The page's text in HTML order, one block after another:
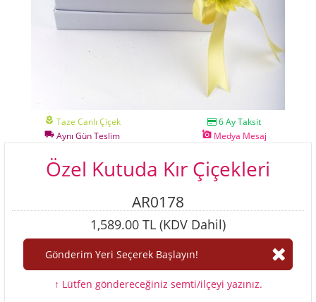
local_florist Taze Canlı Çiçek 6 Ay Taksit
local_shipping Aynı Gün Teslim add_a_photoMedya Mesaj
Özel Kutuda Kır Çiçekleri
AR0178
1,589.00 TL (KDV Dahil)
↑ Lütfen göndereceğiniz semti/ilçeyi yazınız.